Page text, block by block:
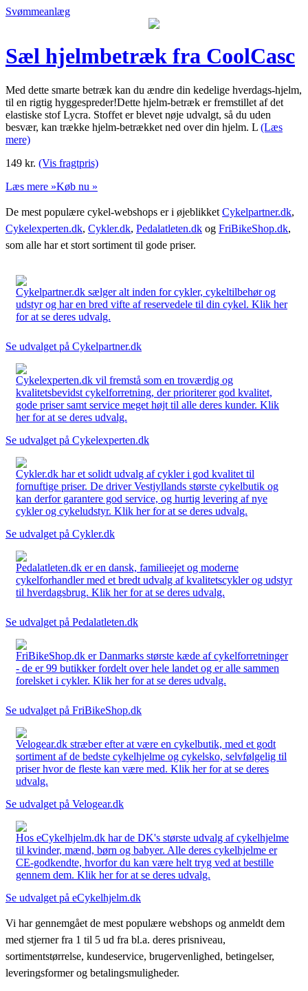
Svømmeanlæg
Sæl hjelmbetræk fra CoolCasc
Med dette smarte betræk kan du ændre din kedelige hverdags-hjelm,
til en rigtig hyggespreder!Dette hjelm-betræk er fremstillet af det
elastiske stof Lycra. Stoffet er blevet nøje udvalgt, så du uden
besvær, kan trække hjelm-betrækket ned over din hjelm. L (Læs
mere)
149 kr. (Vis fragtpris)
Læs mere »Køb nu »
De mest populære cykel-webshops er i øjeblikket Cykelpartner.dk,
Cykelexperten.dk, Cykler.dk, Pedalatleten.dk og FriBikeShop.dk,
som alle har et stort sortiment til gode priser.
Cykelpartner.dk sælger alt inden for cykler, cykeltilbehør og
udstyr og har en bred vifte af reservedele til din cykel. Klik her
for at se deres udvalg.
Se udvalget på Cykelpartner.dk
Cykelexperten.dk vil fremstå som en troværdig og
kvalitetsbevidst cykelforretning, der prioriterer god kvalitet,
gode priser samt service meget højt til alle deres kunder. Klik
her for at se deres udvalg.
Se udvalget på Cykelexperten.dk
Cykler.dk har et solidt udvalg af cykler i god kvalitet til
fornuftige priser. De driver Vestjyllands største cykelbutik og
kan derfor garantere god service, og hurtig levering af nye
cykler og cykeludstyr. Klik her for at se deres udvalg.
Se udvalget på Cykler.dk
Pedalatleten.dk er en dansk, familieejet og moderne
cykelforhandler med et bredt udvalg af kvalitetscykler og udstyr
til hverdagsbrug. Klik her for at se deres udvalg.
Se udvalget på Pedalatleten.dk
FriBikeShop.dk er Danmarks største kæde af cykelforretninger
- de er 99 butikker fordelt over hele landet og er alle sammen
forelsket i cykler. Klik her for at se deres udvalg.
Se udvalget på FriBikeShop.dk
Velogear.dk stræber efter at være en cykelbutik, med et godt
sortiment af de bedste cykelhjelme og cykelsko, selvfølgelig til
priser hvor de fleste kan være med. Klik her for at se deres
udvalg.
Se udvalget på Velogear.dk
Hos eCykelhjelm.dk har de DK's største udvalg af cykelhjelme
til kvinder, mænd, børn og babyer. Alle deres cykelhjelme er
CE-godkendte, hvorfor du kan være helt tryg ved at bestille
gennem dem. Klik her for at se deres udvalg.
Se udvalget på eCykelhjelm.dk
Vi har gennemgået de mest populære webshops og anmeldt dem
med stjerner fra 1 til 5 ud fra bl.a. deres prisniveau,
sortimentstørrelse, kundeservice, brugervenlighed, betingelser,
leveringsformer og betalingsmuligheder.